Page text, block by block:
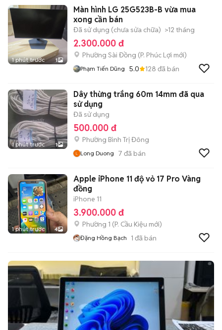
1 phút trước 1
Màn hình LG 25G523B-B vừa mua
xong cần bán
Đã sử dụng (chưa sửa chữa) >12 tháng
2.300.000 đ
Phường Sài Đồng (P. Phúc Lợi mới)
Phạm Tiến Dũng 5.0 128 đã bán
1 phút trước 1
Dây thừng trắng 60m 14mm đã qua
sử dụng
Đã sử dụng
500.000 đ
Phường Bình Trị Đông
Long Duong 7 đã bán
1 phút trước 4
Apple iPhone 11 độ vỏ 17 Pro Vàng
đồng
iPhone 11
3.900.000 đ
Phường 1 (P. Cầu Kiệu mới)
Đặng Hồng Bạch 1 đã bán